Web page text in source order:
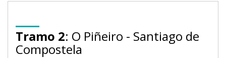
Tramo 2: O Piñeiro - Santiago de
Compostela